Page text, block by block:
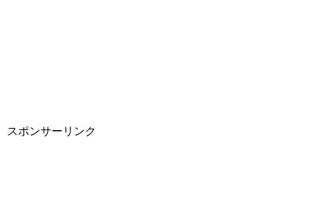
スポンサーリンク